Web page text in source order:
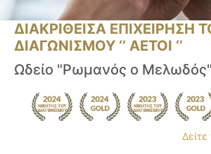
ΔΙΑΚΡΙΘΕΙΣΑ ΕΠΙΧΕΙΡΗΣΗ
ΔΙΑΓΩΝΙΣΜΟΥ ‘’ ΑΕΤΟΙ ‘’
Ωδείο "Ρωμανός ο Μελωδός"